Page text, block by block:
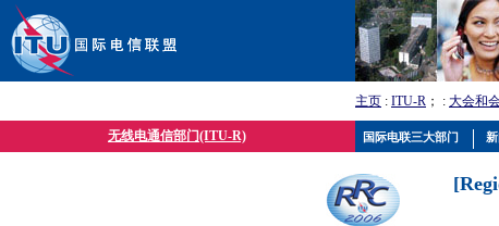
主页 : ITU-R ； : 大会和
无线电通信部门(ITU-R) 国际电联三大部门